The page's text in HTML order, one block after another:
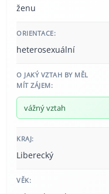
ženu
ORIENTACE:
heterosexuální
O JAKÝ VZTAH BY MĚL
MÍT ZÁJEM:
vážný vztah
KRAJ:
Liberecký
VĚK: